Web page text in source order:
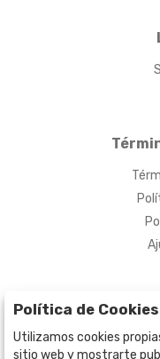
Política de Cookies
Utilizamos cookies
sitio web y mostrarte